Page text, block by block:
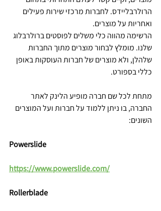
הרולרבליידס. לחברות מרכזי שירות פעילים
ואחריות על מוצרים.
הרשימה מהווה כלי משלים לפוסטים ברולרבלוג
שלנו. מומלץ לבחור מוצרים מתוך החברות
שלהלן, ולא מוצרים של חברות העוסקות באופן
כללי בספורט.
מתחת לכל שם חברה מופיע הלינק לאתר
החברה, בו ניתן ללמוד על חברות ועל המוצרים
השונים:
Powerslide
https://www.powerslide.com/
Rollerblade